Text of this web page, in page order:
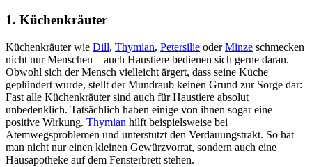
1. Küchenkräuter
Küchenkräuter wie Dill, Thymian, Petersilie oderMinze schmecken
nicht nur Menschen – auch Haustiere bedienen sich gerne daran.
Obwohl sich der Mensch vielleicht ärgert, dass seine Küche
geplündert wurde, stellt der Mundraub keinen Grund zur Sorge dar:
Fast alle Küchenkräuter sind auch für Haustiere absolut
unbedenklich. Tatsächlich haben einige von ihnen sogar eine
positive Wirkung. Thymian hilft beispielsweise bei
Atemwegsproblemen und unterstützt den Verdauungstrakt. So hat
man nicht nur einen kleinen Gewürzvorrat, sondern auch eine
Hausapotheke auf dem Fensterbrett stehen.